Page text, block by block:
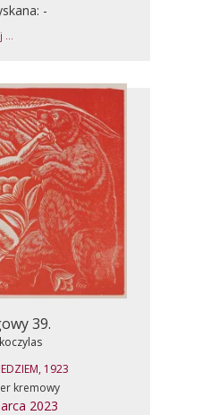
-
...
39.
1923
kremowy
2023